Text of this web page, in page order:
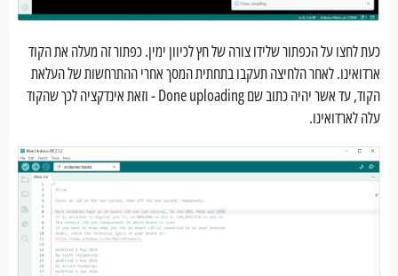
כעת לחצו על הכפתור שלידו צורה של חץ לכיוון ימין. כפתור זה מעלה את הקוד
ארדואינו. לאחר הלחיצה תעקבו בתחתית המסך אחרי ההתרחשות של העלאת
הקוד, עד אשר יהיה כתוב שם Done uploading - וזאת אינדקציה לכך שהקוד
עלה לארדואינו.